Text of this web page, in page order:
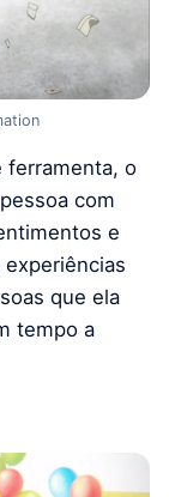
ferramenta, o
com
e
que ela
tempo a